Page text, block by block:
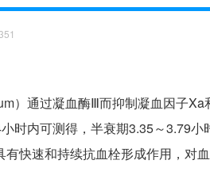
）通过凝血酶Ⅲ而抑制凝血因子
时内可测得，半衰期3.35～3.79
快速和持续抗血栓形成作用，对